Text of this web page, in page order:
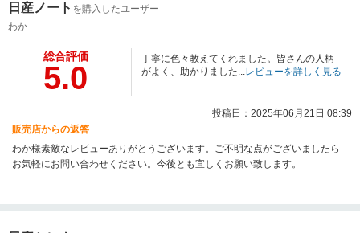
日産ノート を購入したユーザー
わか
総合評価
5.0
丁寧に色々教えてくれました。皆さんの人柄
がよく、助かりました...レビューを詳しく見る
投稿日：2025年06月21日 08:39
販売店からの返答
わか様素敵なレビューありがとうございます。ご不明な点がございましたら
お気軽にお問い合わせください。今後とも宜しくお願い致します。